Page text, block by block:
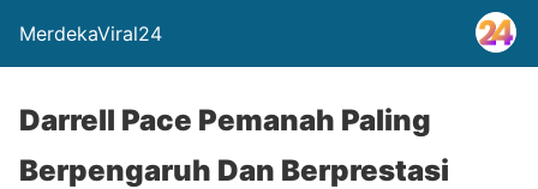
MerdekaViral24
Darrell Pace Pemanah Paling
Berpengaruh Dan Berprestasi